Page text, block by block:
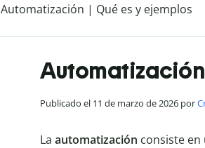
Automatización | Qué es y ejemplos
Automatización
Publicado el 11 de marzo de 2026 por
La automatización consiste